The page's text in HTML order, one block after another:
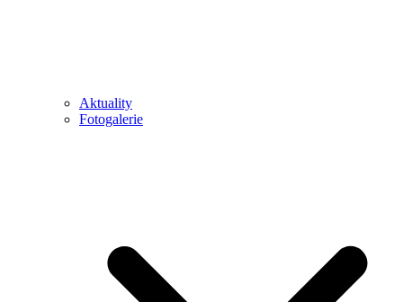
Aktuality
Fotogalerie